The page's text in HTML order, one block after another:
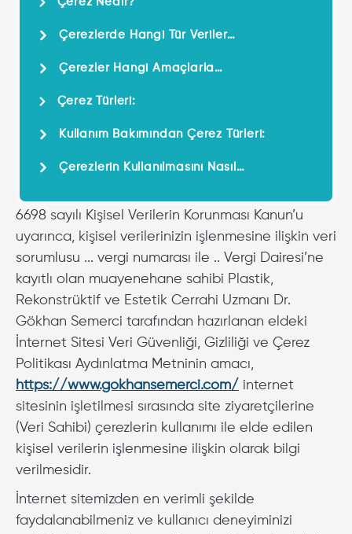
6698 sayılı Kişisel Verilerin Korunması Kanun’u
uyarınca, kişisel verilerinizin işlenmesine ilişkin veri
sorumlusu ... vergi numarası ile .. Vergi Dairesi’ne
kayıtlı olan muayenehane sahibi Plastik,
Rekonstrüktif ve Estetik Cerrahi Uzmanı Dr.
Gökhan Semerci tarafından hazırlanan eldeki
İnternet Sitesi Veri Güvenliği, Gizliliği ve Çerez
Politikası Aydınlatma Metninin amacı,
https://www.gokhansemerci.com/ internet
sitesinin işletilmesi sırasında site ziyaretçilerine
(Veri Sahibi) çerezlerin kullanımı ile elde edilen
kişisel verilerin işlenmesine ilişkin olarak bilgi
verilmesidir.
İnternet sitemizden en verimli şekilde
faydalanabilmeniz ve kullanıcı deneyiminizi
Çerezlerde Hangi Tür Veriler
Çerezler Hangi Amaçlarla
Çerez Türleri:
Kullanım Bakımından Çerez Türleri:
Çerezlerin Kullanılmasını Nasıl